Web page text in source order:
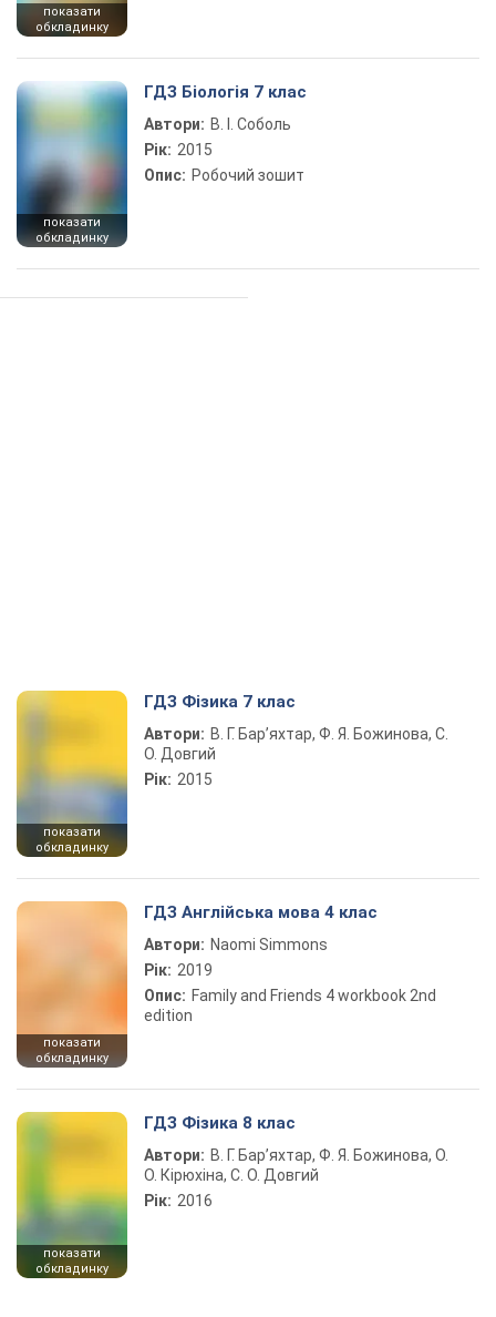
показати
обкладинку
показати
обкладинку
ГДЗ Біологія 7 клас
Автори: В. І. Соболь
Рік: 2015
Опис: Робочий зошит
показати
обкладинку
ГДЗ Фізика 7 клас
Автори: В. Г. Бар’яхтар, Ф. Я. Божинова, С.
О. Довгий
Рік: 2015
показати
обкладинку
ГДЗ Англійська мова 4 клас
Автори: Naomi Simmons
Рік: 2019
Опис: Family and Friends 4 workbook 2nd
edition
показати
обкладинку
ГДЗ Фізика 8 клас
Автори: В. Г. Бар’яхтар, Ф. Я. Божинова, О.
О. Кірюхіна, С. О. Довгий
Рік: 2016